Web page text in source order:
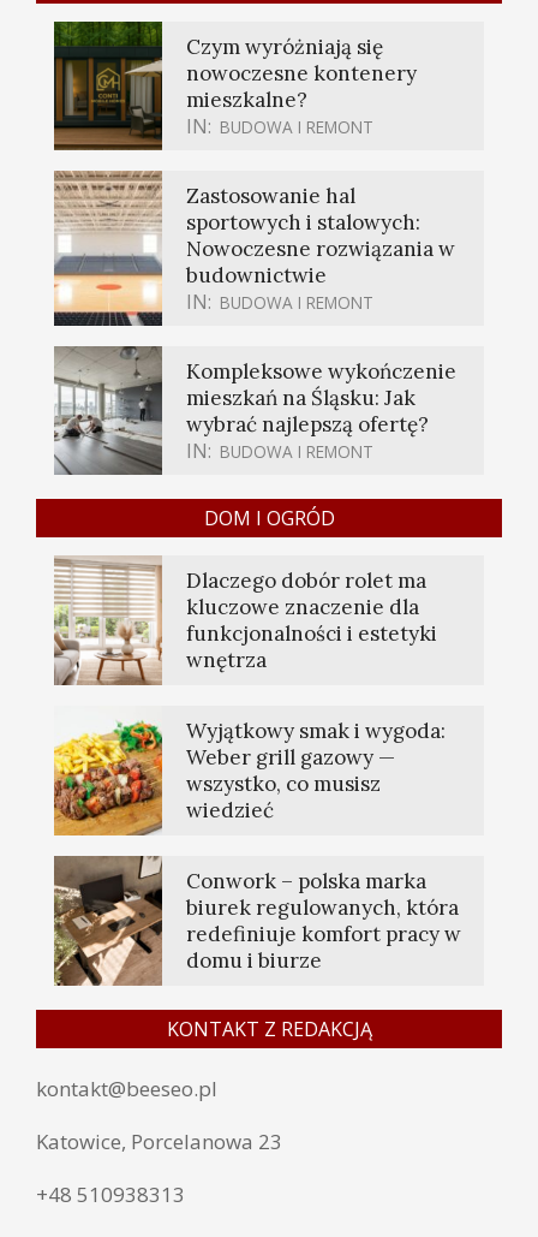
Czym wyróżniają się
nowoczesne kontenery
mieszkalne?
IN: BUDOWA I REMONT
Zastosowanie hal
sportowych i stalowych:
Nowoczesne rozwiązania w
budownictwie
IN: BUDOWA I REMONT
Kompleksowe wykończenie
mieszkań na Śląsku: Jak
wybrać najlepszą ofertę?
IN: BUDOWA I REMONT
DOM I OGRÓD
Dlaczego dobór rolet ma
kluczowe znaczenie dla
funkcjonalności i estetyki
wnętrza
Wyjątkowy smak i wygoda:
Weber grill gazowy —
wszystko, co musisz
wiedzieć
Conwork – polska marka
biurek regulowanych, która
redefiniuje komfort pracy w
domu i biurze
KONTAKT Z REDAKCJĄ
kontakt@beeseo.pl
Katowice, Porcelanowa 23
+48 510938313